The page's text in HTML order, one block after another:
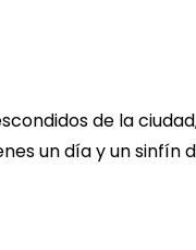
de la
un día y un sinfín